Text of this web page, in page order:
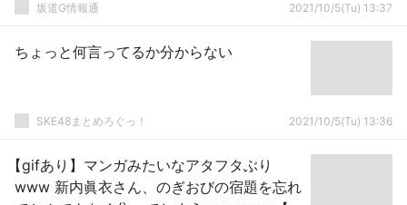
坂道G情報通 2021/10/5(Tu) 13:37
ちょっと何言ってるか分からない
SKE48まとめろぐっ！ 2021/10/5(Tu) 13:36
【gifあり】マンガみたいなアタフタぶり
www 新内眞衣さん、のぎおびの宿題を忘れ